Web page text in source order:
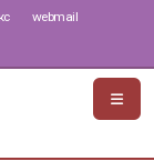
webmail